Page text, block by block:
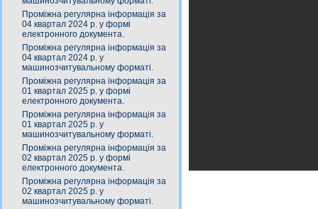
Проміжна регулярна інформація за
04 квартал 2024 р. у формі
електронного документа.
Проміжна регулярна інформація за
04 квартал 2024 р. у
машинозчитувальному форматі.
Проміжна регулярна інформація за
01 квартал 2025 р. у формі
електронного документа.
Проміжна регулярна інформація за
01 квартал 2025 р. у
машинозчитувальному форматі.
Проміжна регулярна інформація за
02 квартал 2025 р. у формі
електронного документа.
Проміжна регулярна інформація за
02 квартал 2025 р. у
машинозчитувальному форматі.